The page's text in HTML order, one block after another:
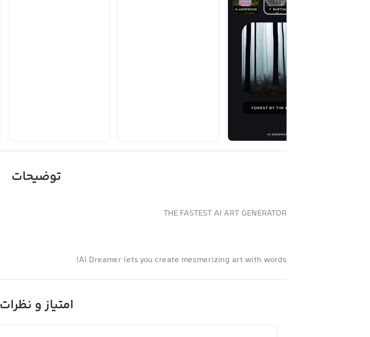
توضیحات
THE FASTEST AI ART GENERATOR
AI Dreamer lets you create mesmerizing art with words!
امتیاز و نظرات